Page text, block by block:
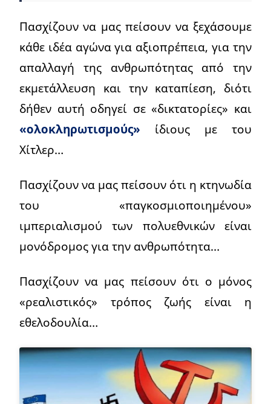
Πασχίζουν να μας πείσουν να ξεχάσουμε
κάθε ιδέα αγώνα για αξιοπρέπεια, για την
απαλλαγή της ανθρωπότητας από την
εκμετάλλευση και την καταπίεση, διότι
δήθεν αυτή οδηγεί σε «δικτατορίες» και
«ολοκληρωτισμούς» ίδιους με του
Χίτλερ…
Πασχίζουν να μας πείσουν ότι η κτηνωδία
του «παγκοσμιοποιημένου»
ιμπεριαλισμού των πολυεθνικών είναι
μονόδρομος για την ανθρωπότητα…
Πασχίζουν να μας πείσουν ότι ο μόνος
«ρεαλιστικός» τρόπος ζωής είναι η
εθελοδουλία…